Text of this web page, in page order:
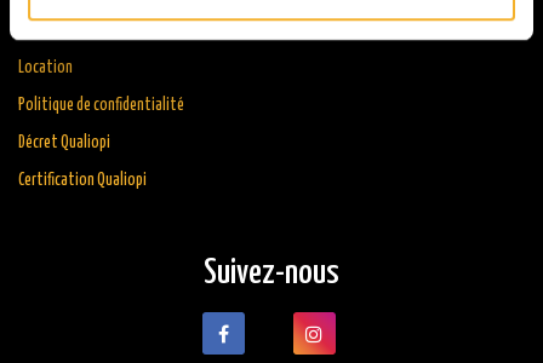
Location
Politique de confidentialité
Décret Qualiopi
Certification Qualiopi
Suivez-nous